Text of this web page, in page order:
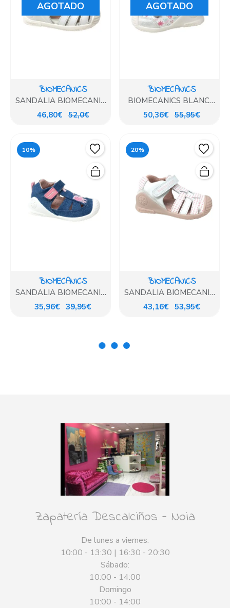
AGOTADO
BIOMECANICS
SANDALIA BIOMECANICS
BLANCA BASICA
46,80€ 52,0€
AGOTADO
BIOMECANICS
BIOMECANICS BLANCO
DETALLES FLORES ROSA
50,36€ 55,95€
10%
BIOMECANICS
SANDALIA BIOMECANICS
LONA VAQUERO
35,96€ 39,95€
20%
BIOMECANICS
SANDALIA BIOMECANICS
BLANCO ESTRELLAS
43,16€ 53,95€
Zapatería Descalciños - Noia
De lunes a viernes:
10:00 - 13:30 | 16:30 - 20:30
Sábado:
10:00 - 14:00
Domingo
10:00 - 14:00